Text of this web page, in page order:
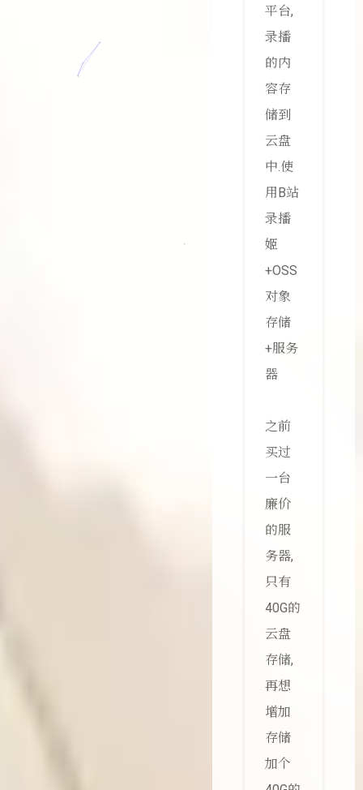
平台,
录播
的内
容存
储到
云盘
中.使
用B站
录播
姬
+OSS
对象
存储
+服务
器
之前
买过
一台
廉价
的服
务器,
只有
40G的
云盘
存储,
再想
增加
存储
加个